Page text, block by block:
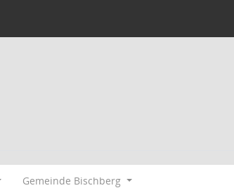
Gemeinde Bischberg